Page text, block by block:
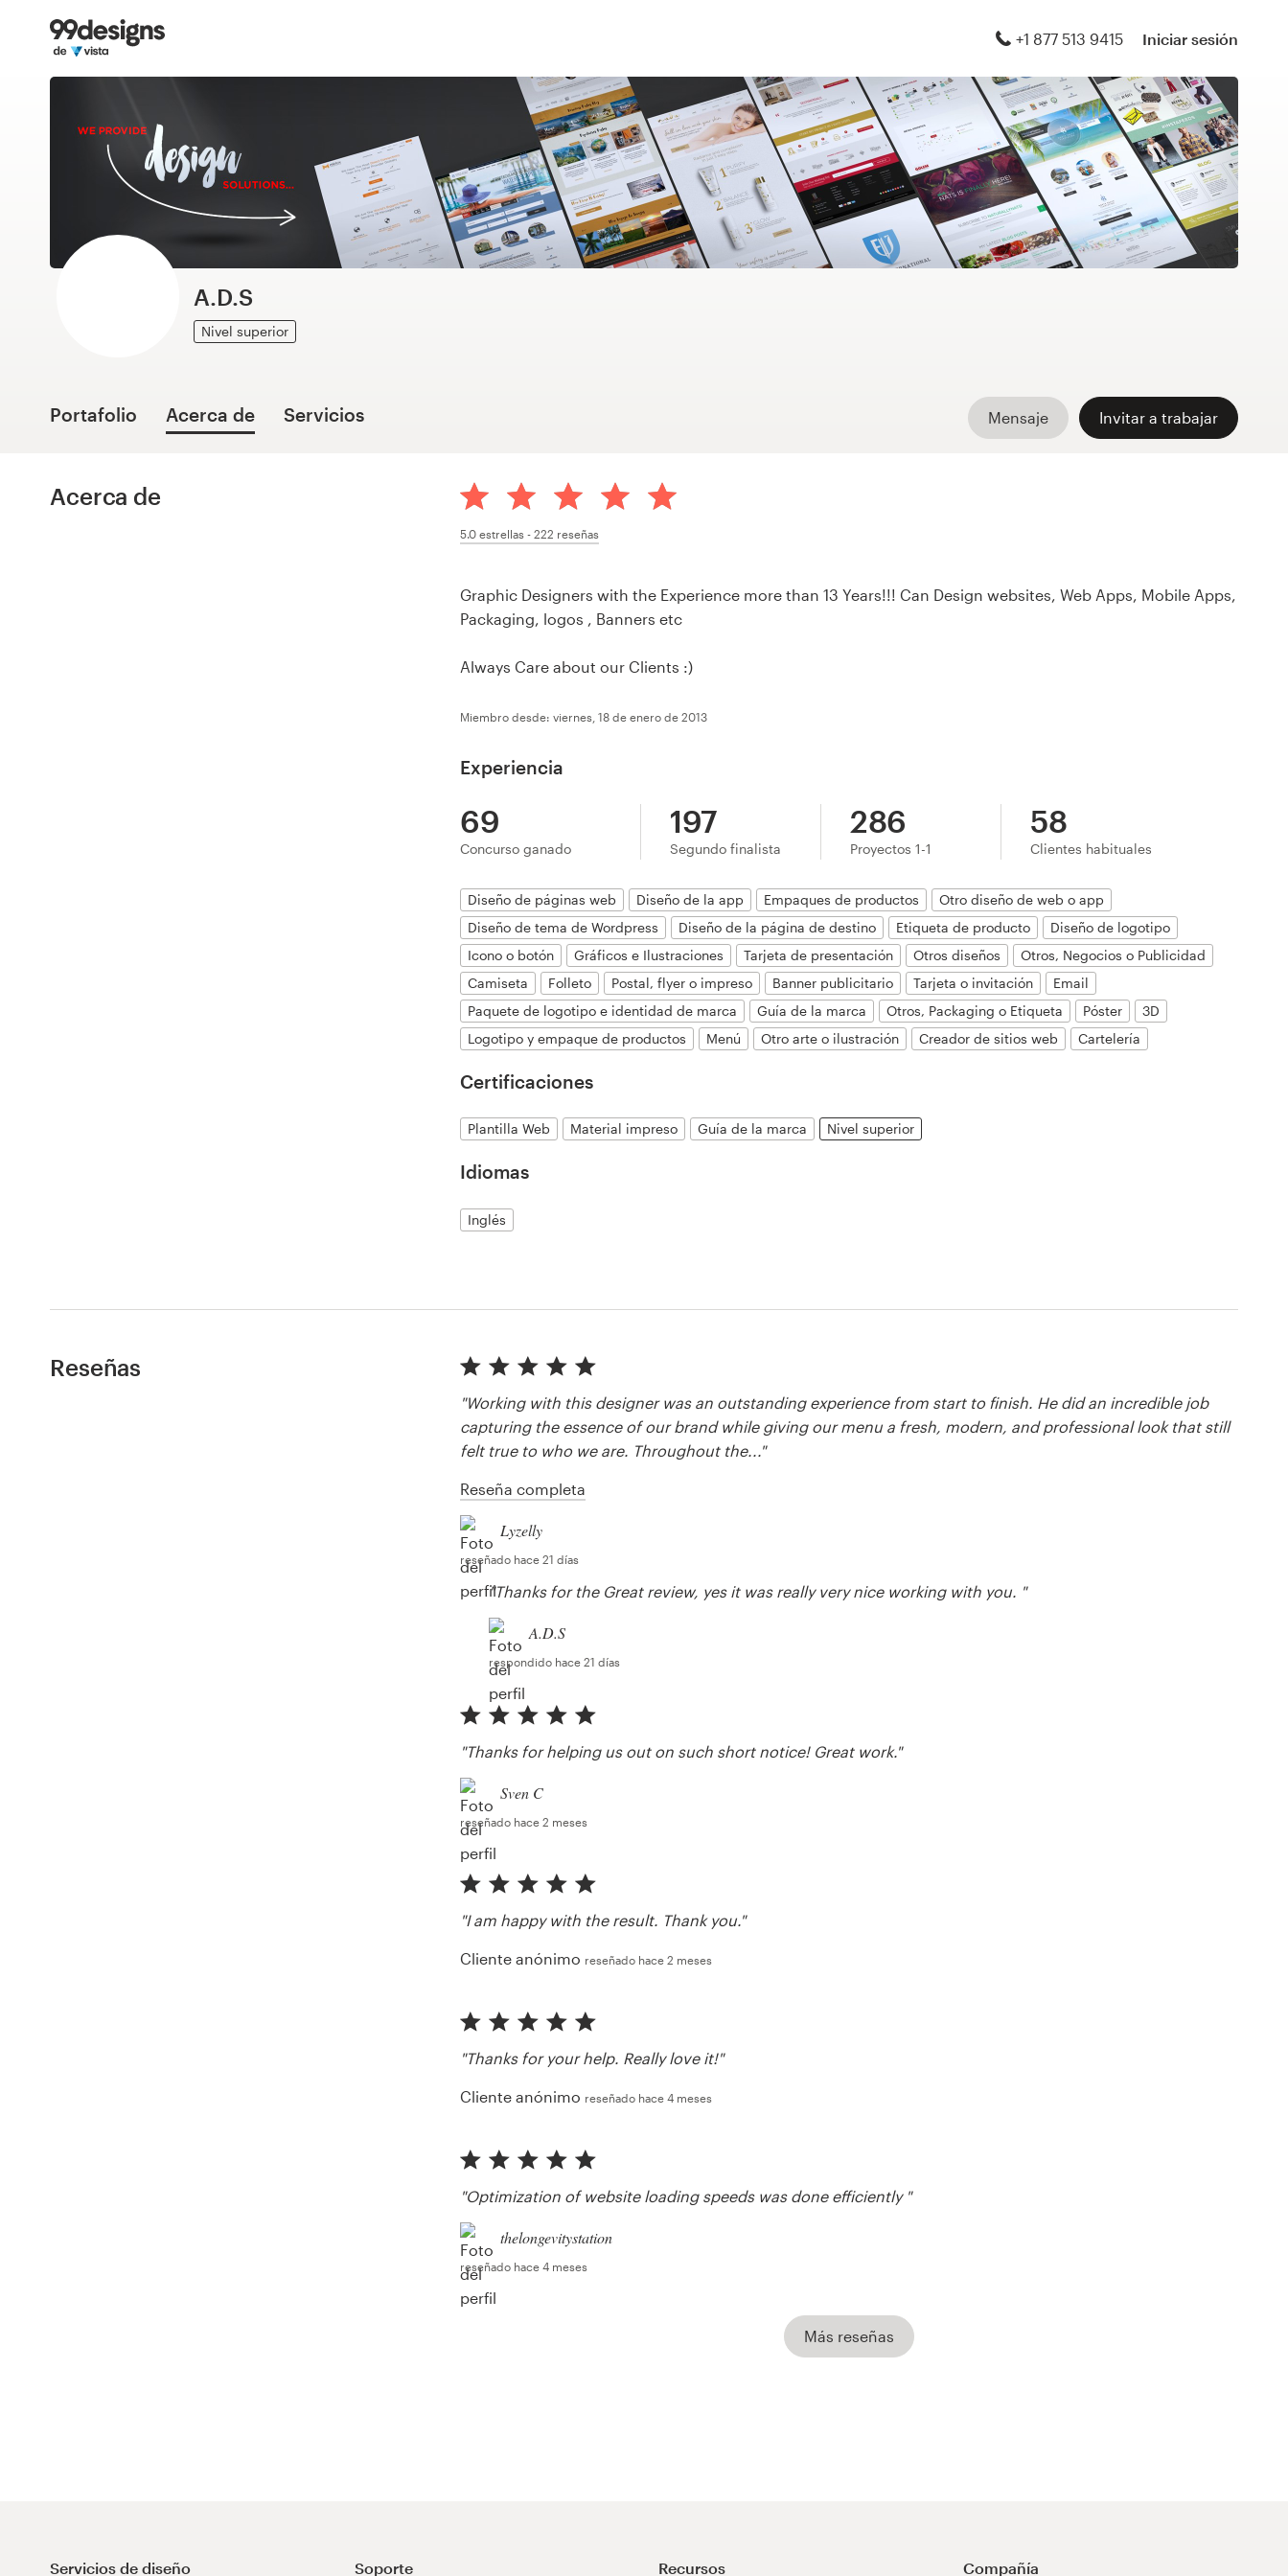
+1 877 513 9415 Iniciar sesión
A.D.S
Nivel superior
Mensaje Invitar a trabajar
Portafolio Acerca de Servicios
Acerca de
5.0 estrellas -222 reseñas
Graphic Designers with the Experience more than 13 Years!!! Can Design websites, Web Apps, Mobile Apps,
Packaging, logos , Banners etc
Always Care about our Clients :)
Miembro desde: viernes, 18 de enero de 2013
Experiencia
69
Concurso ganado
197
Segundo finalista
286
Proyectos 1-1
58
Clientes habituales
Diseño de páginas web Diseño de la app Empaques de productos
Otro diseño de web o app
Diseño de tema de Wordpress
Diseño de la página de destino Etiqueta de producto
Diseño de logotipo
Icono o botón
Gráficos e Ilustraciones Tarjeta de presentación Otros diseños
Otros, Negocios o Publicidad
Camiseta
Folleto Postal, flyer o impreso Banner publicitario Tarjeta o invitación
Email
Paquete de logotipo e identidad de marca
Guía de la marca Otros, Packaging o Etiqueta Póster
3D
Logotipo y empaque de productos
Menú Otro arte o ilustración Creador de sitios web Cartelería
Certificaciones
Plantilla Web Material impreso Guía de la marca Nivel superior
Idiomas
Inglés
Reseñas
"Working with this designer was an outstanding experience from start to finish. He did an incredible job
capturing the essence of our brand while giving our menu a fresh, modern, and professional look that still
felt true to who we are. Throughout the..."
Reseña completa
Lyzelly
reseñado hace 21 días
"Thanks for the Great review, yes it was really very nice working with you. "
A.D.S
respondido hace 21 días
"Thanks for helping us out on such short notice! Great work."
Sven C
reseñado hace 2 meses
"I am happy with the result. Thank you."
Cliente anónimo reseñado hace 2 meses
"Thanks for your help. Really love it!"
Cliente anónimo reseñado hace 4 meses
"Optimization of website loading speeds was done efficiently "
thelongevitystation
reseñado hace 4 meses
Más reseñas
Servicios de diseño Soporte Recursos Compañía
Inicio
Explorar categorías
Cómo es
Encontrar un diseñador
Inspiración
diseño
Proyectos 1-1